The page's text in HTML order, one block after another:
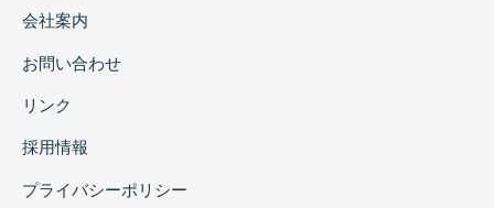
会社案内
お問い合わせ
リンク
採用情報
プライバシーポリシー